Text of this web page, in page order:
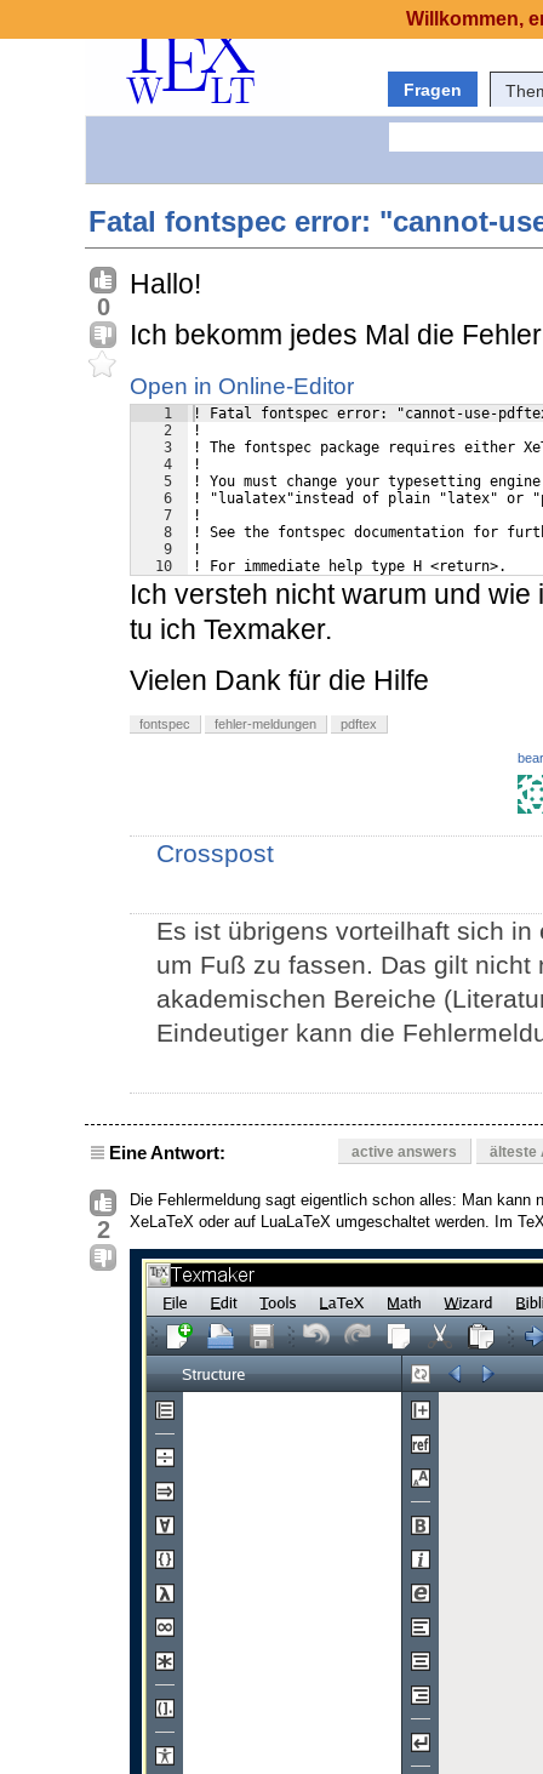
Fragen
Fatal fontspec error: "cannot-
0
Hallo!
Ich bekomm jedes Mal die
Open in Online-Editor
1
2
3
4
5
6
7
8
9
10
! Fatal fontspec error: "cannot-use-
!
! The fontspec package requires either
!
! You must change your typesetting
! "lualatex"instead of plain "latex" or
!
! See the fontspec documentation for
!
! For immediate help type H <return>.
Ich versteh nicht warum und
tu ich Texmaker.
Vielen Dank für die Hilfe
fontspec fehler-meldungen pdftex
Crosspost
Es ist übrigens vorteilhaft sich
um Fuß zu fassen. Das gilt
akademischen Bereiche
Eindeutiger kann die
Eine Antwort: active answers älteste
2
Die Fehlermeldung sagt eigentlich schon alles: Man
XeLaTeX oder auf LuaLaTeX umgeschaltet werden. Im
Willkommen,